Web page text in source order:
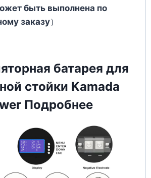
быть выполнена по
заказу）
батарея для
стойки Kamada
Подробнее